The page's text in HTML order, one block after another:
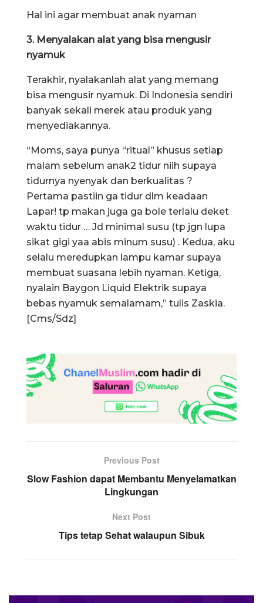
Hal ini agar membuat anak nyaman
3. Menyalakan alat yang bisa mengusir
nyamuk
Terakhir, nyalakanlah alat yang memang
bisa mengusir nyamuk. Di Indonesia sendiri
banyak sekali merek atau produk yang
menyediakannya.
“Moms, saya punya “ritual” khusus setiap
malam sebelum anak2 tidur niih supaya
tidurnya nyenyak dan berkualitas ?
Pertama pastiin ga tidur dlm keadaan
Lapar! tp makan juga ga bole terlalu deket
waktu tidur … Jd minimal susu (tp jgn lupa
sikat gigi yaa abis minum susu) . Kedua, aku
selalu meredupkan lampu kamar supaya
membuat suasana lebih nyaman. Ketiga,
nyalain Baygon Liquid Elektrik supaya
bebas nyamuk semalamam,” tulis Zaskia.
[Cms/Sdz]
Previous Post
Slow Fashion dapat Membantu Menyelamatkan
Lingkungan
Next Post
Tips tetap Sehat walaupun Sibuk